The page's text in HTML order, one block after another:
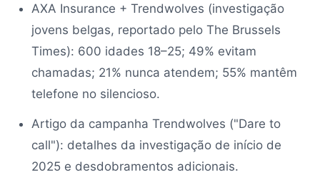
AXA Insurance + Trendwolves (investigação
jovens belgas, reportado pelo The Brussels
Times): 600 idades 18–25; 49% evitam
chamadas; 21% nunca atendem; 55% mantêm
telefone no silencioso.
Artigo da campanha Trendwolves ("Dare to
call"): detalhes da investigação de início de
2025 e desdobramentos adicionais.